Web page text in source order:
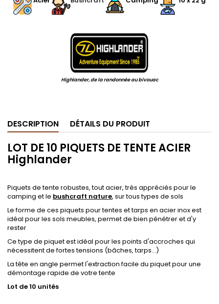
Highlander, de la randonnée au bivouac
DESCRIPTION DÉTAILS DU PRODUIT
LOT DE 10 PIQUETS DE TENTE ACIER
Highlander
.
Piquets de tente robustes, tout acier, très appréciés pour le
camping et le bushcraft nature, sur tous types de sols
Le forme de ces piquets pour tentes et tarps en acier inox est
idéal pour les sols meubles, permet de bien pénétrer et d'y
rester
Ce type de piquet est idéal pour les points d'accroches qui
nécessitent de fortes tensions (bâches, tarps...)
La tête en angle permet l'extraction facile du piquet pour une
démontage rapide de votre tente
Lot de 10 unités
.